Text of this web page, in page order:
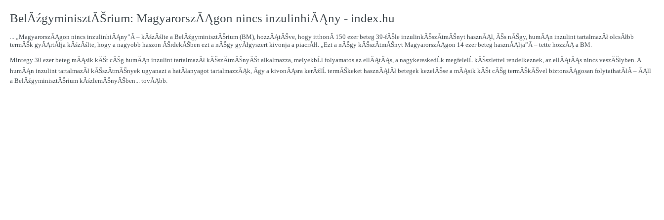
BelĂźgyminisztĂŠrium: MagyarorszĂĄgon nincs inzulinhiĂĄny - index.hu
... „MagyarorszĂĄgon nincs inzulinhiĂĄny”Â – kĂśzĂślte a BelĂźgyminisztĂŠrium (BM), hozzĂĄtĂŠve, hogy itthonÂ 150 ezer beteg 39-fĂŠle inzulinkĂŠszĂ­tmĂŠnyt hasznĂĄl, ĂŠs nĂŠgy, humĂĄn inzulint tartalmazĂł olcsĂłbb
termĂŠk gyĂĄrtĂłja kĂśzĂślte, hogy a nagyobb haszon ĂŠrdekĂŠben ezt a nĂŠgy gyĂłgyszert kivonja a piacrĂłl. „Ezt a nĂŠgy kĂŠszĂ­tmĂŠnyt MagyarorszĂĄgon 14 ezer beteg hasznĂĄlja”Â – tette hozzĂĄ a BM.
Mintegy 30 ezer beteg mĂĄsik kĂŠt cĂŠg humĂĄn inzulint tartalmazĂł kĂŠszĂ­tmĂŠnyĂŠt alkalmazza, melyekbĹl folyamatos az ellĂĄtĂĄs, a nagykereskedĹk megfelelĹ kĂŠszlettel rendelkeznek, az ellĂĄtĂĄs nincs veszĂŠlyben. A
humĂĄn inzulint tartalmazĂł kĂŠszĂ­tmĂŠnyek ugyanazt a hatĂłanyagot tartalmazzĂĄk, Ă­gy a kivonĂĄsra kerĂźlĹ termĂŠkeket hasznĂĄlĂł betegek kezelĂŠse a mĂĄsik kĂŠt cĂŠg termĂŠkĂŠvel biztonsĂĄgosan folytathatĂłÂ – ĂĄll
a BelĂźgyminisztĂŠrium kĂśzlemĂŠnyĂŠben... tovĂĄbb.